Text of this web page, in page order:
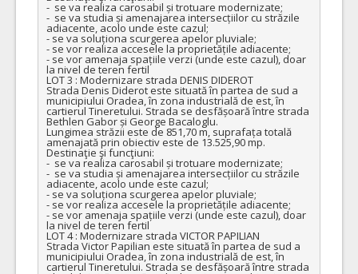
-  se va realiza carosabil și trotuare modernizate;
-  se va studia și amenajarea intersecțiilor cu străzile
adiacente, acolo unde este cazul;
- se va soluționa scurgerea apelor pluviale;
- se vor realiza accesele la proprietățile adiacente;
- se vor amenaja spațiile verzi (unde este cazul), doar
la nivel de teren fertil
LOT 3 : Modernizare strada DENIS DIDEROT
Strada Denis Diderot este situată în partea de sud a
municipiului Oradea, în zona industrială de est, în
cartierul Tineretului. Strada se desfășoară între strada
Bethlen Gabor și George Bacaloglu.
Lungimea străzii este de 851,70 m, suprafața totală
amenajată prin obiectiv este de 13.525,90 mp.
Destinaţie şi funcţiuni:
-  se va realiza carosabil și trotuare modernizate;
-  se va studia și amenajarea intersecțiilor cu străzile
adiacente, acolo unde este cazul;
- se va soluționa scurgerea apelor pluviale;
- se vor realiza accesele la proprietățile adiacente;
- se vor amenaja spațiile verzi (unde este cazul), doar
la nivel de teren fertil
LOT 4 : Modernizare strada VICTOR PAPILIAN
Strada Victor Papilian este situată în partea de sud a
municipiului Oradea, în zona industrială de est, în
cartierul Tineretului. Strada se desfășoară între strada